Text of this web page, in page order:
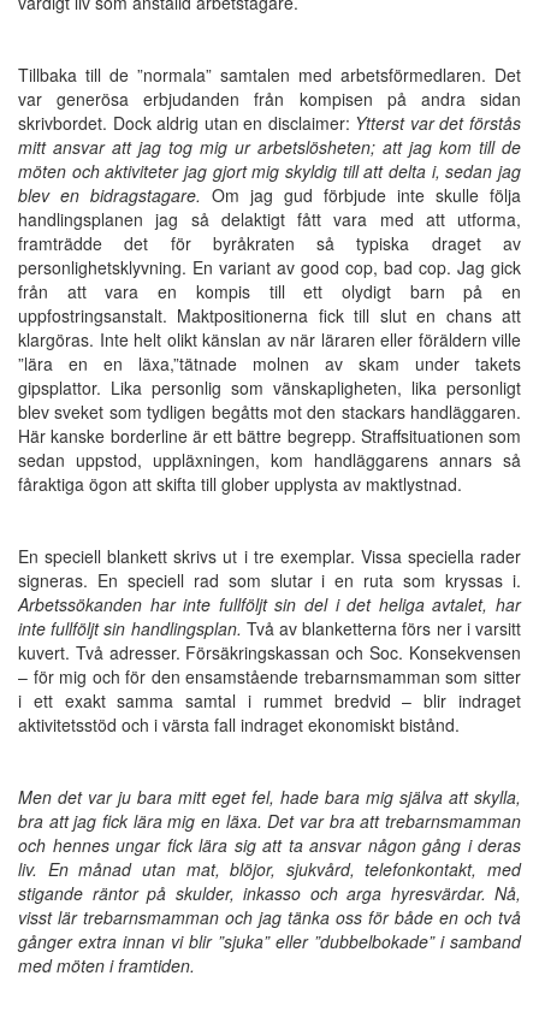
Tillbaka till de ”normala” samtalen med arbetsförmedlaren. Det
var generösa erbjudanden från kompisen på andra sidan
skrivbordet. Dock aldrig utan en disclaimer: Ytterst var det förstås
mitt ansvar att jag tog mig ur arbetslösheten; att jag kom till de
möten och aktiviteter jag gjort mig skyldig till att delta i, sedan jag
blev en bidragstagare. Om jag gud förbjude inte skulle följa
handlingsplanen jag så delaktigt fått vara med att utforma,
framträdde det för byråkraten så typiska draget av
personlighetsklyvning. En variant av good cop, bad cop. Jag gick
från att vara en kompis till ett olydigt barn på en
uppfostringsanstalt. Maktpositionerna fick till slut en chans att
klargöras. Inte helt olikt känslan av när läraren eller föräldern ville
”lära en en läxa,”tätnade molnen av skam under takets
gipsplattor. Lika personlig som vänskapligheten, lika personligt
blev sveket som tydligen begåtts mot den stackars handläggaren.
Här kanske borderline är ett bättre begrepp. Straffsituationen som
sedan uppstod, uppläxningen, kom handläggarens annars så
fåraktiga ögon att skifta till glober upplysta av maktlystnad.
En speciell blankett skrivs ut i tre exemplar. Vissa speciella rader
signeras. En speciell rad som slutar i en ruta som kryssas i.
Arbetssökanden har inte fullföljt sin del i det heliga avtalet, har
inte fullföljt sin handlingsplan. Två av blanketterna förs ner i varsitt
kuvert. Två adresser. Försäkringskassan och Soc. Konsekvensen
– för mig och för den ensamstående trebarnsmamman som sitter
i ett exakt samma samtal i rummet bredvid – blir indraget
aktivitetsstöd och i värsta fall indraget ekonomiskt bistånd.
Men det var ju bara mitt eget fel, hade bara mig själva att skylla,
bra att jag fick lära mig en läxa. Det var bra att trebarnsmamman
och hennes ungar fick lära sig att ta ansvar någon gång i deras
liv. En månad utan mat, blöjor, sjukvård, telefonkontakt, med
stigande räntor på skulder, inkasso och arga hyresvärdar. Nå,
visst lär trebarnsmamman och jag tänka oss för både en och två
gånger extra innan vi blir ”sjuka” eller ”dubbelbokade” i samband
med möten i framtiden.